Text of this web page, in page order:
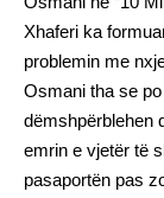
Xhaferi ka
problemin me
Osmani tha se
dëmshpërblehen
emrin e vjetër të
pasaportën pas